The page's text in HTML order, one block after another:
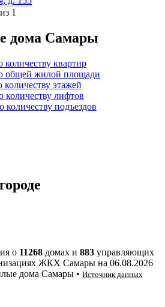
1
дома Самары
квартир
общей жилой площади
этажей
лифтов
подъездов
о 11268 домах и 883 управляющих
ЖКХ Самары на 06.08.2026
дома Самары • Источник данных